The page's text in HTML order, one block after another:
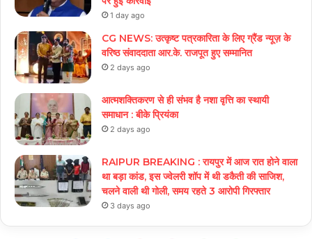
1 day ago
CG NEWS: उत्कृष्ट पत्रकारिता के लिए ग्रैंड न्यूज़ के
वरिष्ठ संवाददाता आर.के. राजपूत हुए सम्मानित
2 days ago
आत्मशक्तिकरण से ही संभव है नशा वृत्ति का स्थायी
समाधान : बीके प्रियंका
2 days ago
RAIPUR BREAKING : रायपुर में आज रात होने वाला
था बड़ा कांड, इस ज्वेलरी शॉप में थी डकैती की साजिश,
चलने वाली थी गोली, समय रहते 3 आरोपी गिरफ्तार
3 days ago